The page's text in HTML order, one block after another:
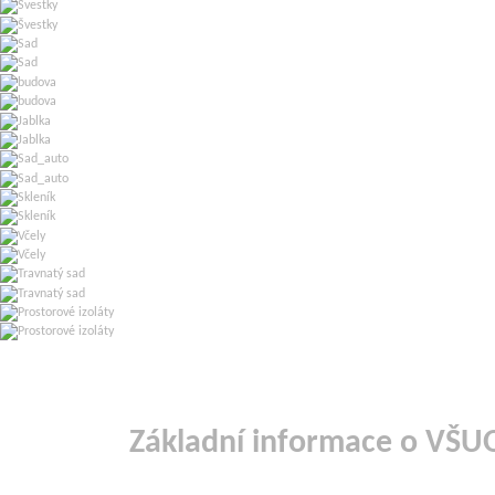
Základní informace o